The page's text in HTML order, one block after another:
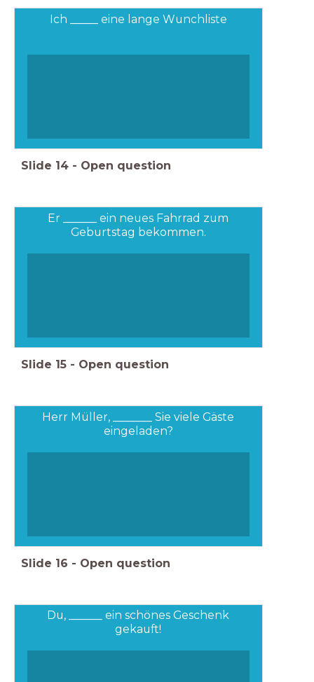
Ich _____ eine lange Wunchliste
Slide 14 - Open question
Er ______ ein neues Fahrrad zum
Geburtstag bekommen.
Slide 15 - Open question
Herr Müller, _______ Sie viele Gäste
eingeladen?
Slide 16 - Open question
Du, ______ ein schönes Geschenk
gekauft!